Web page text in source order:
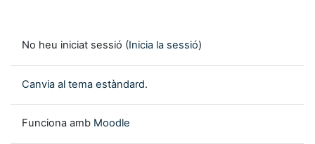
No heu iniciat sessió (Inicia la sessió)
Canvia al tema estàndard.
Funciona amb Moodle